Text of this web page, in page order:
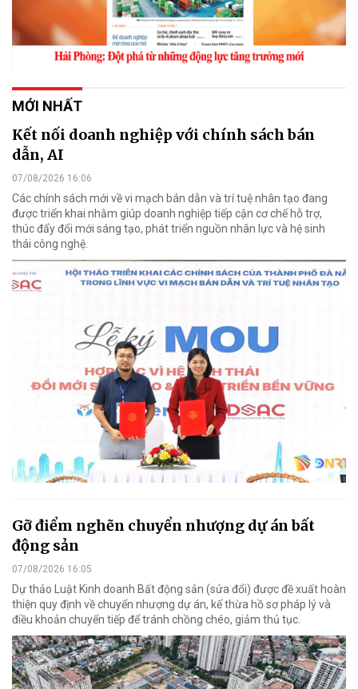
MỚI NHẤT
Kết nối doanh nghiệp với chính sách bán
dẫn, AI
07/08/2026 16:06
Các chính sách mới về vi mạch bán dẫn và trí tuệ nhân tạo đang
được triển khai nhằm giúp doanh nghiệp tiếp cận cơ chế hỗ trợ,
thúc đẩy đổi mới sáng tạo, phát triển nguồn nhân lực và hệ sinh
thái công nghệ.
Gỡ điểm nghẽn chuyển nhượng dự án bất
động sản
07/08/2026 16:05
Dự thảo Luật Kinh doanh Bất động sản (sửa đổi) được đề xuất hoàn
thiện quy định về chuyển nhượng dự án, kế thừa hồ sơ pháp lý và
điều khoản chuyển tiếp để tránh chồng chéo, giảm thủ tục.